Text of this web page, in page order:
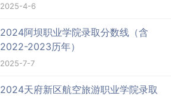
2025-4-6
2024阿坝职业学院录取分数线（含
2022-2023历年）
2025-7-7
2024天府新区航空旅游职业学院录取